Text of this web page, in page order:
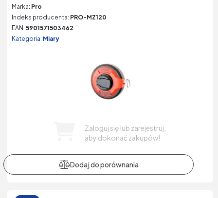
Marka: Pro
Indeks producenta: PRO-MZ120
EAN: 5901571503462
Kategoria: Miary
Zaloguj się lub zarejestruj,
aby dokonać zakupów!